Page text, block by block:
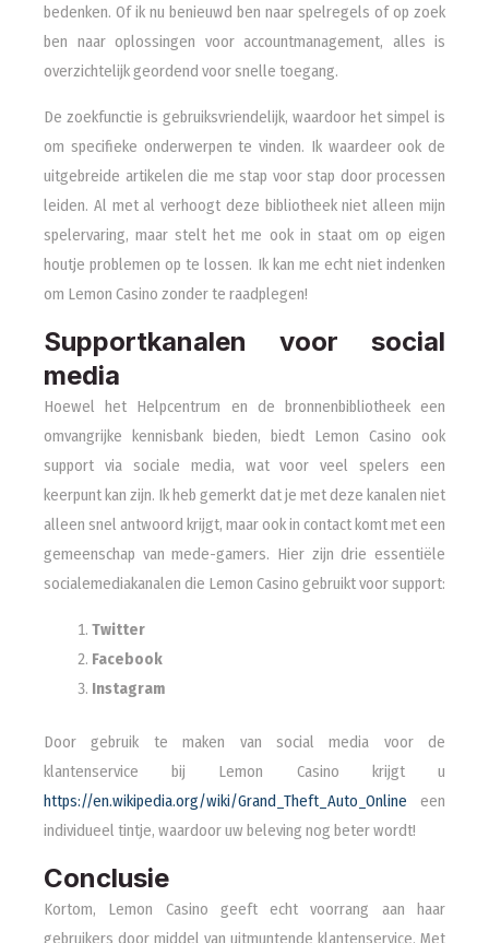
bedenken. Of ik nu benieuwd ben naar spelregels of op zoek
ben naar oplossingen voor accountmanagement, alles is
overzichtelijk geordend voor snelle toegang.
De zoekfunctie is gebruiksvriendelijk, waardoor het simpel is
om specifieke onderwerpen te vinden. Ik waardeer ook de
uitgebreide artikelen die me stap voor stap door processen
leiden. Al met al verhoogt deze bibliotheek niet alleen mijn
spelervaring, maar stelt het me ook in staat om op eigen
houtje problemen op te lossen. Ik kan me echt niet indenken
om Lemon Casino zonder te raadplegen!
Supportkanalen voor social
media
Hoewel het Helpcentrum en de bronnenbibliotheek een
omvangrijke kennisbank bieden, biedt Lemon Casino ook
support via sociale media, wat voor veel spelers een
keerpunt kan zijn. Ik heb gemerkt dat je met deze kanalen niet
alleen snel antwoord krijgt, maar ook in contact komt met een
gemeenschap van mede-gamers. Hier zijn drie essentiële
socialemediakanalen die Lemon Casino gebruikt voor support:
Twitter
Facebook
Instagram
Door gebruik te maken van social media voor de
klantenservice bij Lemon Casino krijgt u
https://en.wikipedia.org/wiki/Grand_Theft_Auto_Online een
individueel tintje, waardoor uw beleving nog beter wordt!
Conclusie
Kortom, Lemon Casino geeft echt voorrang aan haar
gebruikers door middel van uitmuntende klantenservice. Met